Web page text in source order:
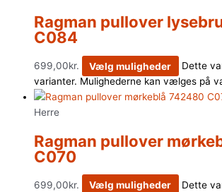
Ragman pullover
C084
699,00kr. Vælg muligheder
Dette
varianter. Mulighederne kan vælges på
Herre
Ragman pullover
C070
699,00kr. Vælg muligheder
Dette